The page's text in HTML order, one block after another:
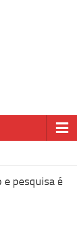
e pesquisa é